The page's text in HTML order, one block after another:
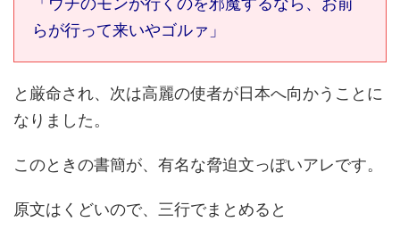
らが行って来いやゴルァ」
と厳命され、次は高麗の使者が日本へ向かうことに
なりました。
このときの書簡が、有名な脅迫文っぽいアレです。
原文はくどいので、三行でまとめると